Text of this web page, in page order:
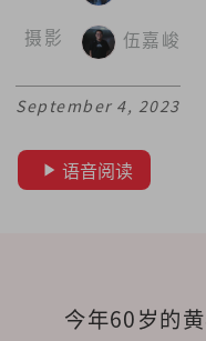
摄影
伍嘉峻
September 4, 2023
语音阅读
今年60岁的